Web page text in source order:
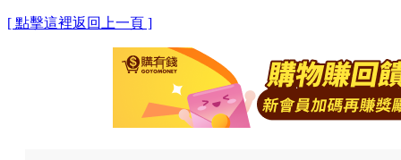
[ 點擊這裡返回上一頁 ]